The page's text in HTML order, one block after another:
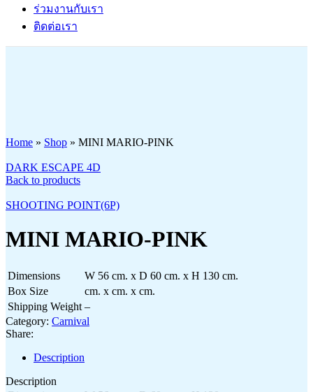
ร่วมงานกับเรา
ติดต่อเรา
Home » Shop » MINI MARIO-PINK
DARK ESCAPE 4D
Back to products
SHOOTING POINT(6P)
MINI MARIO-PINK
Dimensions
W 56 cm. x D 60 cm. x H 130 cm.
Box Size
cm. x cm. x cm.
Shipping Weight –
Category: Carnival
Share:
Description
Description